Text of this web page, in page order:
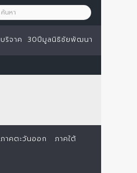
บริจาค 30ปีมูลนิธิชัยพัฒนา
ภาคตะวันออก ภาคใต้